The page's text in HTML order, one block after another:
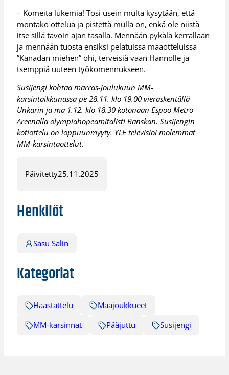
– Komeita lukemia! Tosi usein multa kysytään, että
montako ottelua ja pistettä mulla on, enkä ole niistä
itse sillä tavoin ajan tasalla. Mennään pykälä kerrallaan
ja mennään tuosta ensiksi pelatuissa maaotteluissa
”Kanadan miehen” ohi, terveisiä vaan Hannolle ja
tsemppiä uuteen työkomennukseen.
Susijengi kohtaa marras-joulukuun MM-
karsintaikkunassa pe 28.11. klo 19.00 vieraskentällä
Unkarin ja ma 1.12. klo 18.30 kotonaan Espoo Metro
Areenalla olympiahopeamitalisti Ranskan. Susijengin
kotiottelu on loppuunmyyty. YLE televisioi molemmat
MM-karsintaottelut.
Päivitetty25.11.2025
Henkilöt
Sasu Salin
Kategoriat
Haastattelu
Maajoukkueet
MM-karsinnat
Pääjuttu Susijengi